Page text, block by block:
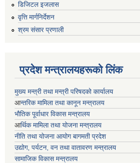
डिजिटल इजलास
वृत्ति मार्गनिर्देशन
श्रम संसार प्रणाली
प्रदेश मन्त्रालयहरूको लिंक
मुख्य मन्त्री तथा मन्त्री परिषदको कार्यालय
आन्तरिक मामिला तथा कानून मन्त्रालय
भाैतिक पूर्वाधार विकास मन्त्रालय
आर्थिक मामिला तथा योजना मन्त्रालय
नीति तथा योजना आयोग बागमती प्रदेश
उद्योग, पर्यटन, वन तथा वातावरण मन्त्रालय
सामाजिक विकास मन्त्रालय